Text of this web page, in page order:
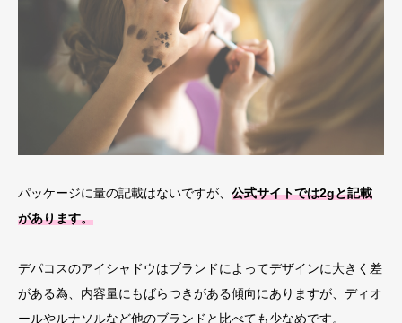
パッケージに量の記載はないですが、 公式サイトでは2gと記載
があります。
デパコスのアイシャドウはブランドによってデザインに大きく差
がある為、内容量にもばらつきがある傾向にありますが、ディオ
ールやルナソルなど他のブランドと比べても少なめです。